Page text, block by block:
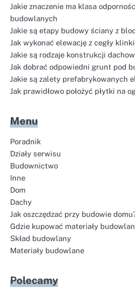
Jakie znaczenie ma klasa
budowlanych
Jakie są etapy budowy ściany z
Jak wykonać elewację z cegły
Jakie są rodzaje konstrukcji
Jak dobrać odpowiedni grunt pod
Jakie są zalety prefabrykowanych
Jak prawidłowo położyć płytki na
Menu
Poradnik
Działy serwisu
Budownictwo
Inne
Dom
Dachy
Jak oszczędzać przy budowie
Gdzie kupować materiały
Skład budowlany
Materiały budowlane
Polecamy